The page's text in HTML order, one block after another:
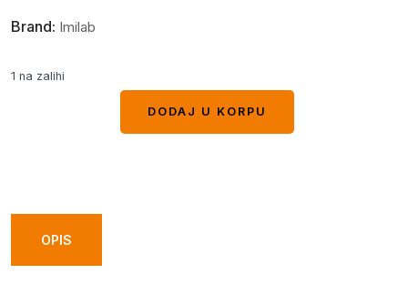
Brand: Imilab
1 na zalihi
DODAJ U KORPU
OPIS